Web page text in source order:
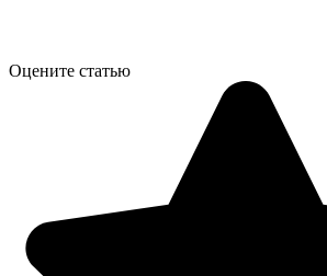
Оцените статью